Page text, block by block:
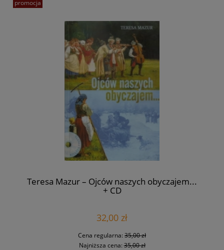
Teresa Mazur – Ojców naszych obyczajem...
+ CD
32,00 zł
Cena regularna: 35,00 zł
Najniższa cena:35,00 zł
promocja